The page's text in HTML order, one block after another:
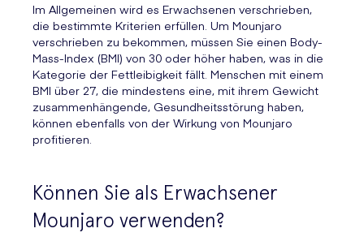
Im Allgemeinen wird es Erwachsenen verschrieben,
die bestimmte Kriterien erfüllen. Um Mounjaro
verschrieben zu bekommen, müssen Sie einen Body-
Mass-Index (BMI) von 30 oder höher haben, was in die
Kategorie der Fettleibigkeit fällt. Menschen mit einem
BMI über 27, die mindestens eine, mit ihrem Gewicht
zusammenhängende, Gesundheitsstörung haben,
können ebenfalls von der Wirkung von Mounjaro
profitieren.
Können Sie als Erwachsener
Mounjaro verwenden?